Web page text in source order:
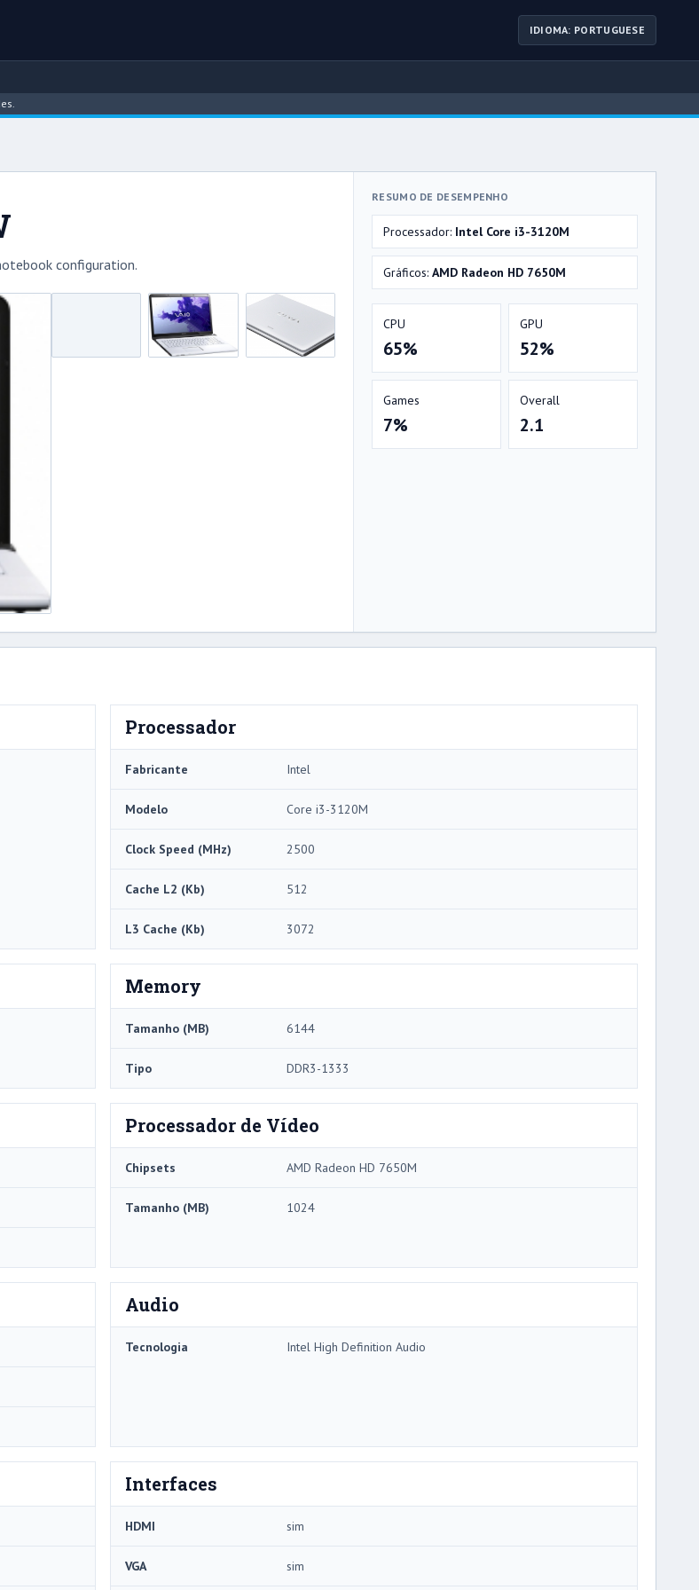
IDIOMA: PORTUGUESE
configuration.
RESUMO DE DESEMPENHO
Processador: Intel Core i3-3120M
Gráficos: AMD Radeon HD 7650M
CPU
65%
GPU
52%
Games
7%
Overall
2.1
Processador
Fabricante Intel
Modelo Core i3-3120M
Clock Speed ​​(MHz) 2500
Cache L2 (Kb) 512
L3 Cache (Kb) 3072
Memory
Tamanho (MB) 6144
Tipo DDR3-1333
Processador de Vídeo
Chipsets AMD Radeon HD 7650M
Tamanho (MB) 1024
Audio
Tecnologia Intel High Definition Audio
Interfaces
HDMI sim
VGA sim